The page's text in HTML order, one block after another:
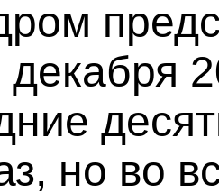
но во